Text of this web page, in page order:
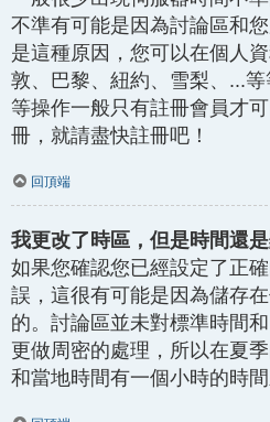
不準有可能是因為討論區和
是這種原因，您可以在個人
敦、巴黎、紐約、雪梨、...
等操作一般只有註冊會員才
冊，就請盡快註冊吧！
回頂端
我更改了時區，但是時間還是
如果您確認您已經設定了正
誤，這很有可能是因為儲存
的。討論區並未對標準時間
更做周密的處理，所以在夏
和當地時間有一個小時的時間